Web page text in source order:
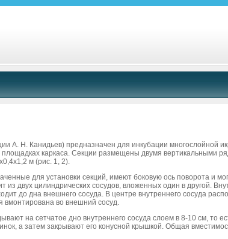
А. Н. Канидьев) предназначен для инкубации многослойной
площадках каркаса. Секции размещены двумя вертикальными
м (рис. 1, 2).
для установки секций, имеют боковую ось поворота и
из двух цилиндрических сосудов, вложенных один в другой.
до дна внешнего сосуда. В центре внутреннего сосуда
вмонтирована во внешний сосуд.
на сетчатое дно внутреннего сосуда слоем в 8-10 см, то
а затем закрывают его конусной крышкой. Общая